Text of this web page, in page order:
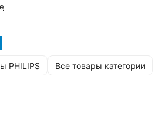
PHILIPS Все товары категории